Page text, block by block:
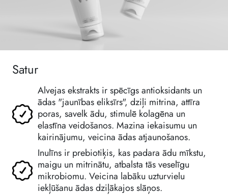
Satur
Alvejas ekstrakts ir spēcīgs antioksidants un
ādas "jaunības eliksīrs", dziļi mitrina, attīra
poras, savelk ādu, stimulē kolagēna un
elastīna veidošanos. Mazina iekaisumu un
kairinājumu, veicina ādas atjaunošanos.
Inulīns ir prebiotiķis, kas padara ādu mīkstu,
maigu un mitrinātu, atbalsta tās veselīgu
mikrobiomu. Veicina labāku uzturvielu
iekļūšanu ādas dziļākajos slāņos.